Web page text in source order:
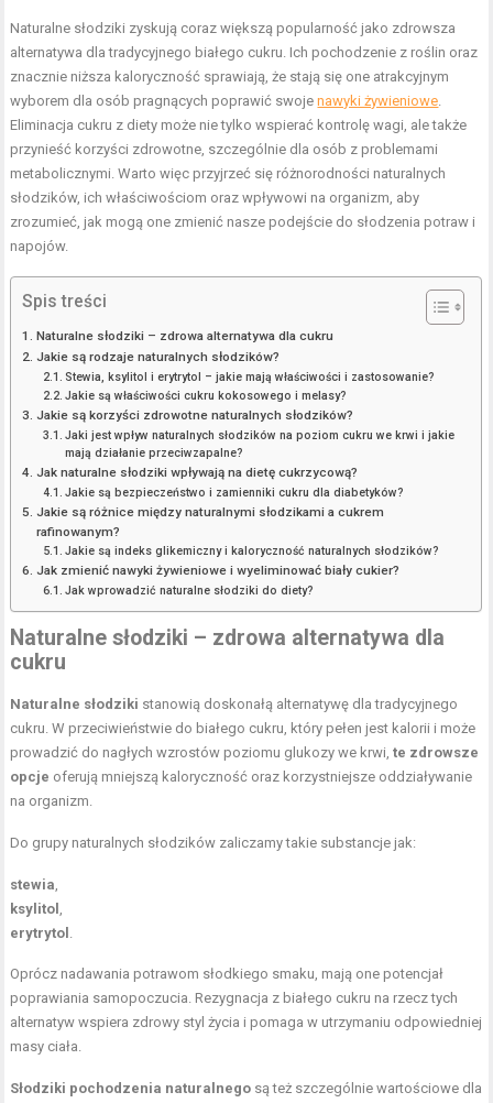
Naturalne słodziki zyskują coraz większą popularność jako zdrowsza
alternatywa dla tradycyjnego białego cukru. Ich pochodzenie z roślin oraz
znacznie niższa kaloryczność sprawiają, że stają się one atrakcyjnym
wyborem dla osób pragnących poprawić swojenawyki żywieniowe.
Eliminacja cukru z diety może nie tylko wspierać kontrolę wagi, ale także
przynieść korzyści zdrowotne, szczególnie dla osób z problemami
metabolicznymi. Warto więc przyjrzeć się różnorodności naturalnych
słodzików, ich właściwościom oraz wpływowi na organizm, aby
zrozumieć, jak mogą one zmienić nasze podejście do słodzenia potraw i
napojów.
Spis treści
Naturalne słodziki – zdrowa alternatywa dla cukru
Jakie są rodzaje naturalnych słodzików?
Stewia, ksylitol i erytrytol – jakie mają właściwości i zastosowanie?
Jakie są właściwości cukru kokosowego i melasy?
Jakie są korzyści zdrowotne naturalnych słodzików?
Jaki jest wpływ naturalnych słodzików na poziom cukru we krwi i jakie
mają działanie przeciwzapalne?
Jak naturalne słodziki wpływają na dietę cukrzycową?
Jakie są bezpieczeństwo i zamienniki cukru dla diabetyków?
Jakie są różnice między naturalnymi słodzikami a cukrem
rafinowanym?
Jakie są indeks glikemiczny i kaloryczność naturalnych słodzików?
Jak zmienić nawyki żywieniowe i wyeliminować biały cukier?
Jak wprowadzić naturalne słodziki do diety?
Naturalne słodziki – zdrowa alternatywa dla
cukru
Naturalne słodziki stanowią doskonałą alternatywę dla tradycyjnego
cukru. W przeciwieństwie do białego cukru, który pełen jest kalorii i może
prowadzić do nagłych wzrostów poziomu glukozy we krwi,te zdrowsze
opcje oferują mniejszą kaloryczność oraz korzystniejsze oddziaływanie
na organizm.
Do grupy naturalnych słodzików zaliczamy takie substancje jak:
stewia,
ksylitol ,
erytrytol .
Oprócz nadawania potrawom słodkiego smaku, mają one potencjał
poprawiania samopoczucia. Rezygnacja z białego cukru na rzecz tych
alternatyw wspiera zdrowy styl życia i pomaga w utrzymaniu odpowiedniej
masy ciała.
Słodziki pochodzenia naturalnego są też szczególnie wartościowe dla